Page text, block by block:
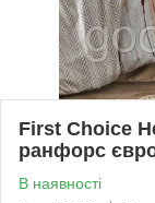
First Сhoice
ранфорс
В наявності